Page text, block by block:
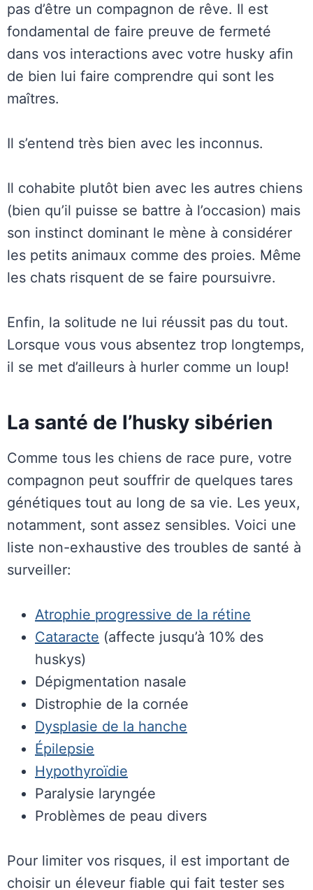
pas d’être un compagnon de rêve. Il est
fondamental de faire preuve de fermeté
dans vos interactions avec votre husky afin
de bien lui faire comprendre qui sont les
maîtres.
Il s’entend très bien avec les inconnus.
Il cohabite plutôt bien avec les autres chiens
(bien qu’il puisse se battre à l’occasion) mais
son instinct dominant le mène à considérer
les petits animaux comme des proies. Même
les chats risquent de se faire poursuivre.
Enfin, la solitude ne lui réussit pas du tout.
Lorsque vous vous absentez trop longtemps,
il se met d’ailleurs à hurler comme un loup!
La santé de l’husky sibérien
Comme tous les chiens de race pure, votre
compagnon peut souffrir de quelques tares
génétiques tout au long de sa vie. Les yeux,
notamment, sont assez sensibles. Voici une
liste non-exhaustive des troubles de santé à
surveiller:
Atrophie progressive de la rétine
Cataracte (affecte jusqu’à 10% des
huskys)
Dépigmentation nasale
Distrophie de la cornée
Dysplasie de la hanche
Épilepsie
Hypothyroïdie
Paralysie laryngée
Problèmes de peau divers
Pour limiter vos risques, il est important de
choisir un éleveur fiable qui fait tester ses